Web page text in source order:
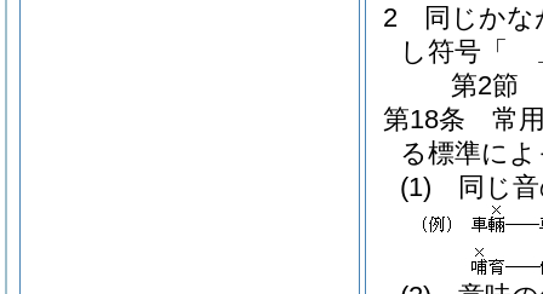
2
同じか
し符号「
第2節
第18条
常
る標準に
(1)
同じ